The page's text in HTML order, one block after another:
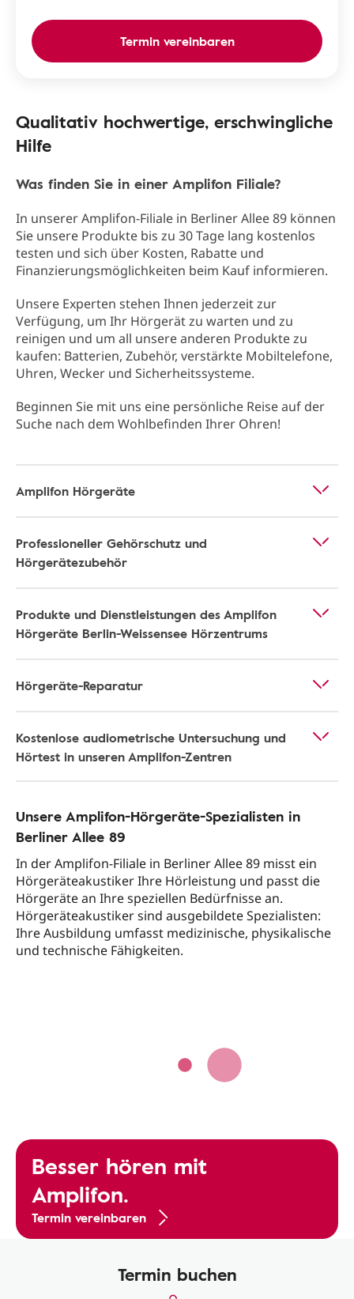
Termin vereinbaren
Qualitativ hochwertige, erschwingliche
Hilfe
Was finden Sie in einer Amplifon Filiale?
In unserer Amplifon-Filiale in Berliner Allee 89 können
Sie unsere Produkte bis zu 30 Tage lang kostenlos
testen und sich über Kosten, Rabatte und
Finanzierungsmöglichkeiten beim Kauf informieren.
Unsere Experten stehen Ihnen jederzeit zur
Verfügung, um Ihr Hörgerät zu warten und zu
reinigen und um all unsere anderen Produkte zu
kaufen: Batterien, Zubehör, verstärkte Mobiltelefone,
Uhren, Wecker und Sicherheitssysteme.
Beginnen Sie mit uns eine persönliche Reise auf der
Suche nach dem Wohlbefinden Ihrer Ohren!
Amplifon Hörgeräte
Professioneller Gehörschutz und
Hörgerätezubehör
Produkte und Dienstleistungen des Amplifon
Hörgeräte Berlin-Weissensee Hörzentrums
Hörgeräte-Reparatur
Kostenlose audiometrische Untersuchung und
Hörtest in unseren Amplifon-Zentren
Unsere Amplifon-Hörgeräte-Spezialisten in
Berliner Allee 89
In der Amplifon-Filiale in Berliner Allee 89 misst ein
Hörgeräteakustiker Ihre Hörleistung und passt die
Hörgeräte an Ihre speziellen Bedürfnisse an.
Hörgeräteakustiker sind ausgebildete Spezialisten:
Ihre Ausbildung umfasst medizinische, physikalische
und technische Fähigkeiten.
Besser hören mit
Amplifon.
Termin vereinbaren
Termin buchen